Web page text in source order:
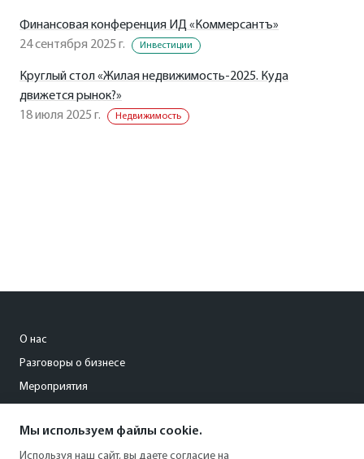
Финансовая конференция ИД «Коммерсантъ»
24 сентября 2025 г.
Инвестиции
Круглый стол «Жилая недвижимость-2025. Куда
движется рынок?»
18 июля 2025 г.
Недвижимость
О нас
Разговоры о бизнесе
Мероприятия
conf@rostov.kommersant.ru
Мы используем файлы cookie.
Используя наш сайт, вы даете согласие на